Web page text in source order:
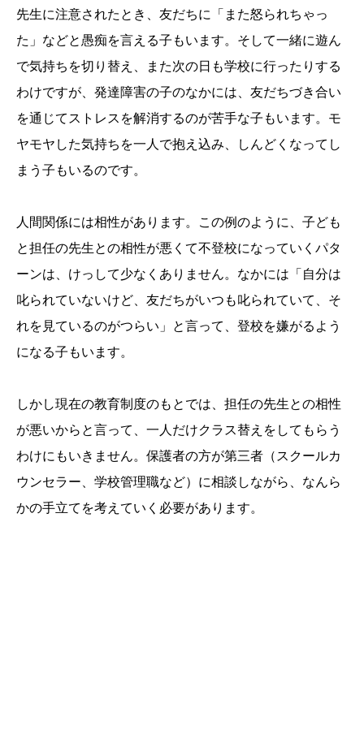
先生に注意されたとき、友だちに「また怒られちゃっ
た」などと愚痴を言える子もいます。そして一緒に遊ん
で気持ちを切り替え、また次の日も学校に行ったりする
わけですが、発達障害の子のなかには、友だちづき合い
を通じてストレスを解消するのが苦手な子もいます。モ
ヤモヤした気持ちを一人で抱え込み、しんどくなってし
まう子もいるのです。
人間関係には相性があります。この例のように、子ども
と担任の先生との相性が悪くて不登校になっていくパタ
ーンは、けっして少なくありません。なかには「自分は
叱られていないけど、友だちがいつも叱られていて、そ
れを見ているのがつらい」と言って、登校を嫌がるよう
になる子もいます。
しかし現在の教育制度のもとでは、担任の先生との相性
が悪いからと言って、一人だけクラス替えをしてもらう
わけにもいきません。保護者の方が第三者（スクールカ
ウンセラー、学校管理職など）に相談しながら、なんら
かの手立てを考えていく必要があります。